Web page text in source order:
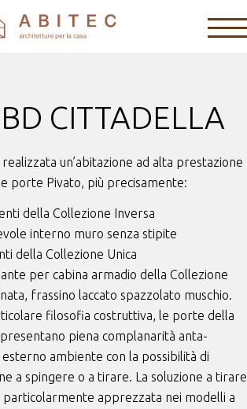
CITTADELLA
un’abitazione ad alta prestazione
porte Pivato, più precisamente:
della Collezione Inversa
interno muro senza stipite
della Collezione Unica
per cabina armadio della Collezione
frassino laccato spazzolato muschio.
filosofia costruttiva, le porte della
piena complanarità anta-
ambiente con la possibilità di
a spingere o a tirare. La soluzione a tirare
particolarmente apprezzata nei modelli a